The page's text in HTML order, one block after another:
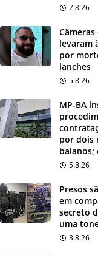
7.8.26
levaram
por
lanches
5.8.26
MP-BA
por dois
baianos;
5.8.26
Presos
em
secreto
uma
3.8.26